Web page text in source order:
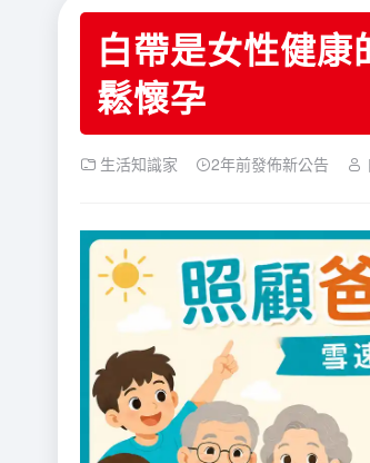
白帶是女性健
鬆懷孕
生活知識家 2年前發佈新公告